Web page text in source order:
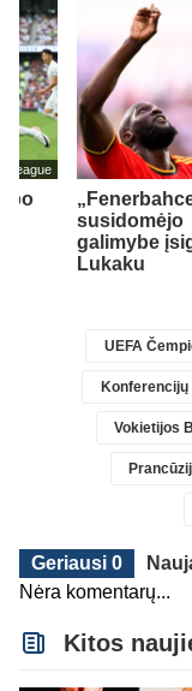
League
po
susidomėjo
galimybe
Lukaku
UEFA
Konferencijų
Vokietijos
Geriausi 0
Nėra komentarų...
Kitos